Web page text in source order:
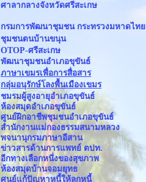
ศาลากลางจังหวัดศรีสะเกษ
กรมการพัฒนาชุมชน กระทรวงมหาดไทย
ชุมชนตนบ้านขนุน
OTOP-ศรีสะเกษ
พัฒนาชุมชนอำเภอขุขันธ์
ภาษาเขมรเพื่อการสื่อสาร
กลุ่มอนุรักษ์โลงพื้นเมืองเขมร
ชมรมผู้สูงอายุอำเภอขุขันธ์
ห้องสมุดอำเภอขุขันธ์
ศูนย์ฝึกอาชีพชุมชนอำเภอขุขันธ์
สำนักงานแม่กองธรรมสนามหลวง
พจนานุกรมภาษาอีสาน
ข่าวสารด้านการแพทย์ ตปท.
อีกทางเลือกหนึ่งของสุขภาพ
ห้องสมุดบ้านจอมยุทธ
ศูนย์แก้ปัญหาหนี้ให้ลูกหนี้